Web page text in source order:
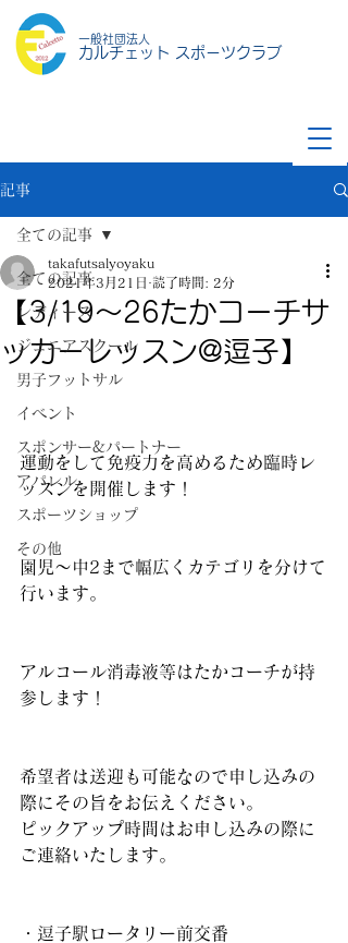
一般社団法人
カルチェット スポーツクラブ
記事
全ての記事
レディース
ジュニアスクール
男子フットサル
イベント
スポンサー&パートナー
アパレル
スポーツショップ
その他
全ての記事
【3/19〜26たかコーチサ
ッカーレッスン@逗子】
takafutsalyoyaku
2021年3月21日 読了時間: 2分
運動をして免疫力を高めるため臨時レ
ッスンを開催します！
園児〜中2まで幅広くカテゴリを分けて
行います。
アルコール消毒液等はたかコーチが持
参します！
希望者は送迎も可能なので申し込みの
際にその旨をお伝えください。
ピックアップ時間はお申し込みの際に
ご連絡いたします。
・逗子駅ロータリー前交番